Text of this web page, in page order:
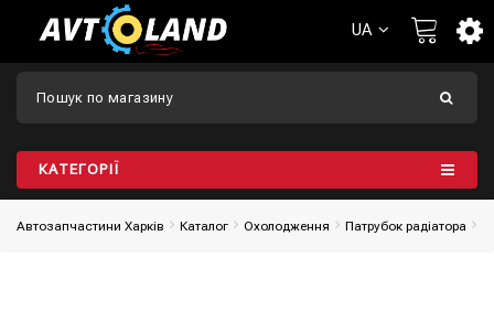
UA
КАТЕГОРІЇ
Автозапчастини Харків Каталог Охолодження Патрубок радіатора